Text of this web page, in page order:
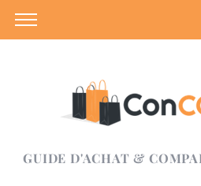
GUIDE D'ACHAT &